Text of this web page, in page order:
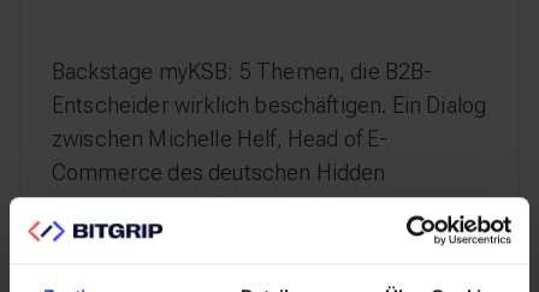
Backstage myKSB: 5 Themen, die B2B-
Entscheider wirklich beschäftigen. Ein Dialog
zwischen Michelle Helf, Head of E-
Commerce des deutschen Hidden
Champions, und Timmo Köhler,
Geschäftsführer von Bitgrip, dessen Team